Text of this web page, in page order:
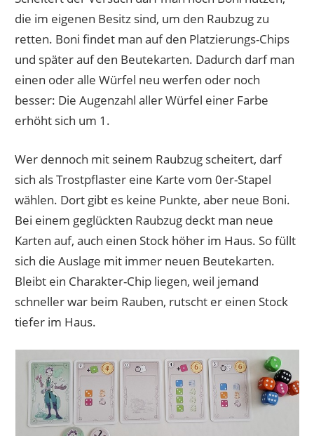
die im eigenen Besitz sind, um den Raubzug zu
retten. Boni findet man auf den Platzierungs-Chips
und später auf den Beutekarten. Dadurch darf man
einen oder alle Würfel neu werfen oder noch
besser: Die Augenzahl aller Würfel einer Farbe
erhöht sich um 1.
Wer dennoch mit seinem Raubzug scheitert, darf
sich als Trostpflaster eine Karte vom 0er-Stapel
wählen. Dort gibt es keine Punkte, aber neue Boni.
Bei einem geglückten Raubzug deckt man neue
Karten auf, auch einen Stock höher im Haus. So füllt
sich die Auslage mit immer neuen Beutekarten.
Bleibt ein Charakter-Chip liegen, weil jemand
schneller war beim Rauben, rutscht er einen Stock
tiefer im Haus.